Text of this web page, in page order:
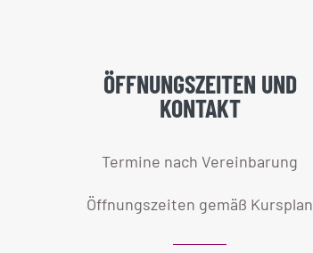
ÖFFNUNGSZEITEN UND
KONTAKT
Termine nach Vereinbarung
Öffnungszeiten gemäß Kursplan